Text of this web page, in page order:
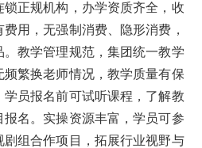
正规机构，办学资质齐全，收
用，无强制消费、隐形消费，
教学管理规范，集团统一教学
繁换老师情况，教学质量有保
员报名前可试听课程，了解教
名。实操资源丰富，学员可参
组合作项目，拓展行业视野与